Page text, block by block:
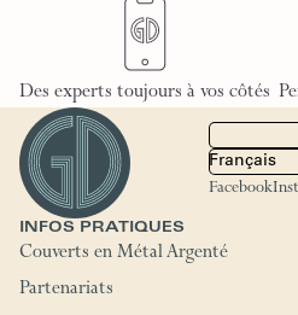
Des experts toujours à vos côtés
Facebook
INFOS PRATIQUES
Couverts en Métal Argenté
Partenariats